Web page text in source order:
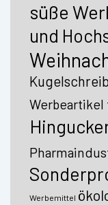
süße
und
Werbemittel